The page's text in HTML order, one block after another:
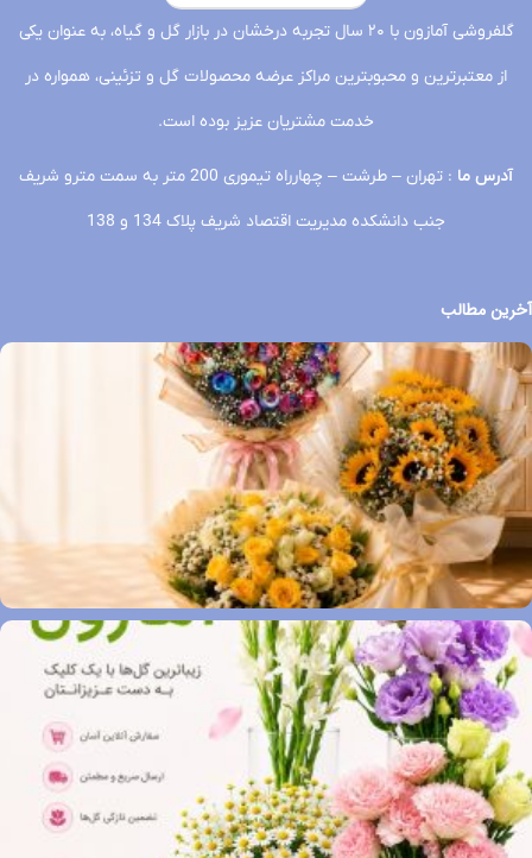
گلفروشی آمازون با ۲۰ سال تجربه درخشان در بازار گل و گیاه، به عنوان یکی
از معتبرترین و محبوبترین مراکز عرضه محصولات گل و تزئینی، همواره در
خدمت مشتریان عزیز بوده است.
آدرس ما
: تهران – طرشت – چهارراه تیموری 200 متر به سمت مترو شریف
جنب دانشکده مدیریت اقتصاد شریف پلاک 134 و 138
آخرین مطالب